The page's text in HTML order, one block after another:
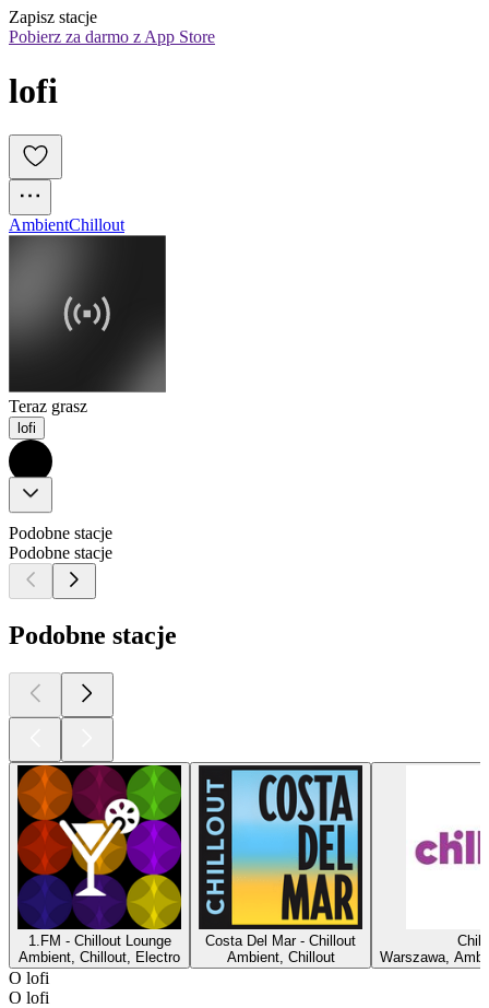
Zapisz stacje
Pobierz za darmo z App Store
lofi
AmbientChillout
Teraz grasz
lofi
Podobne stacje
Podobne stacje
Podobne stacje
1.FM - Chillout Lounge
Ambient, Chillout, Electro
Costa Del Mar - Chillout
Ambient, Chillout
Warszawa,
O lofi
O lofi